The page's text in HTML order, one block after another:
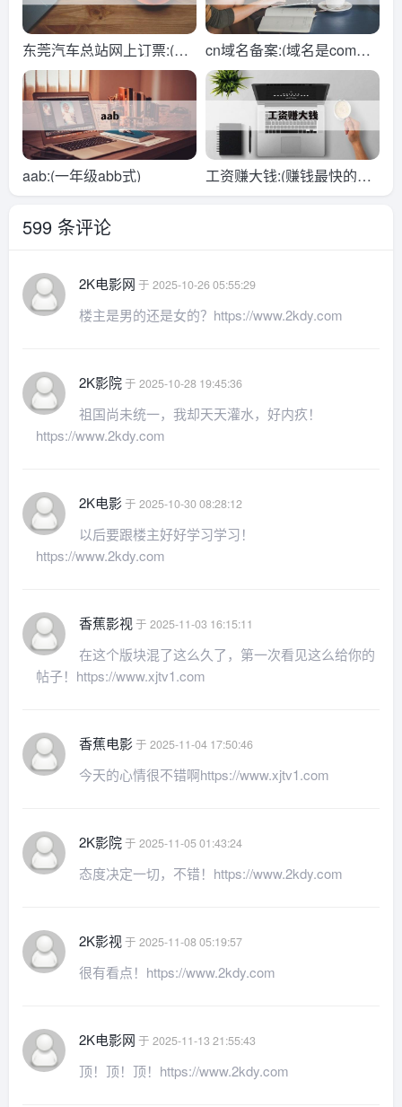
东莞汽车总站网上订票:(东
莞汽车总站发车时刻表)
cn域名备案:(域名是com好
还是cn好)
aab:(一年级abb式)
工资赚大钱:(赚钱最快的工
作)
599 条评论
2K电影网 于 2025-10-26 05:55:29
楼主是男的还是女的？https://www.2kdy.com
2K影院于 2025-10-28 19:45:36
祖国尚未统一，我却天天灌水，好内疚！
https://www.2kdy.com
2K电影 于 2025-10-30 08:28:12
以后要跟楼主好好学习学习！
https://www.2kdy.com
香蕉影视于 2025-11-03 16:15:11
在这个版块混了这么久了，第一次看见这么给你的
帖子！https://www.xjtv1.com
香蕉电影 于 2025-11-04 17:50:46
今天的心情很不错啊https://www.xjtv1.com
2K影院于 2025-11-05 01:43:24
态度决定一切，不错！https://www.2kdy.com
2K影视于 2025-11-08 05:19:57
很有看点！https://www.2kdy.com
2K电影网 于 2025-11-13 21:55:43
顶！顶！顶！https://www.2kdy.com